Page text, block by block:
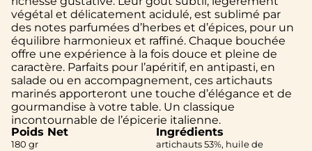
végétal et délicatement acidulé, est sublimé par
des notes parfumées d’herbes et d’épices, pour un
équilibre harmonieux et raffiné. Chaque bouchée
offre une expérience à la fois douce et pleine de
caractère. Parfaits pour l’apéritif, en antipasti, en
salade ou en accompagnement, ces artichauts
marinés apporteront une touche d’élégance et de
gourmandise à votre table. Un classique
incontournable de l’épicerie italienne.
Poids Net
180 gr
Ingrédients
artichauts 53%, huile de